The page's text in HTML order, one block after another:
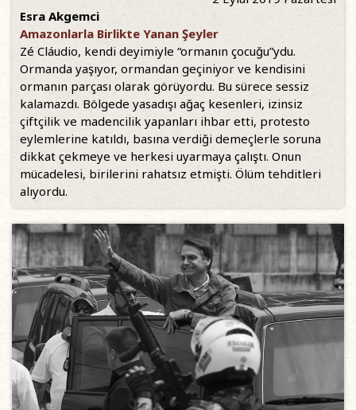
Esra Akgemci
Amazonlarla Birlikte Yanan Şeyler
Zé Cláudio, kendi deyimiyle “ormanın çocuğu”ydu.
Ormanda yaşıyor, ormandan geçiniyor ve kendisini
ormanın parçası olarak görüyordu. Bu sürece sessiz
kalamazdı. Bölgede yasadışı ağaç kesenleri, izinsiz
çiftçilik ve madencilik yapanları ihbar etti, protesto
eylemlerine katıldı, basına verdiği demeçlerle soruna
dikkat çekmeye ve herkesi uyarmaya çalıştı. Onun
mücadelesi, birilerini rahatsız etmişti. Ölüm tehditleri
alıyordu.